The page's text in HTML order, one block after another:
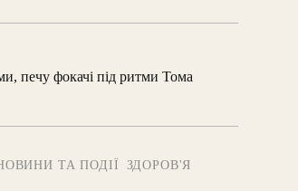
печу фокачі під ритми Тома
ТА ПОДІЇ
ЗДОРОВ'Я